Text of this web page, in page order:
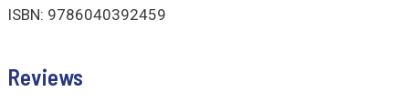
ISBN: 9786040392459
Reviews